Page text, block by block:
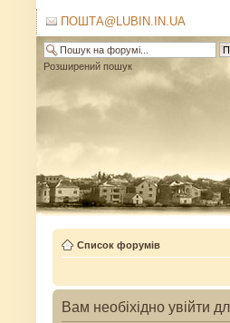
ПОШТА@LUBIN.IN.UA
Розширений пошук
Список форумів
Вам необіхідно увійти